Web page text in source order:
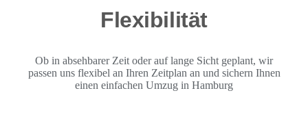
Flexibilität
Ob in absehbarer Zeit oder auf lange Sicht geplant, wir
passen uns flexibel an Ihren Zeitplan an und sichern Ihnen
einen einfachen Umzug in Hamburg